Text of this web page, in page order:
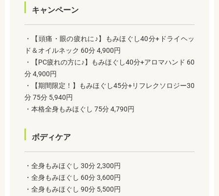
キャンペーン
・【頭痛・眼の疲れに♪】もみほぐし40分+ドライヘッ
ド＆オイルネック 60分 4,900円
・【PC疲れの方に♪】もみほぐし40分+アロマハンド 60
分 4,900円
・【期間限定！】もみほぐし45分+リフレクソロジー30
分 75分 5,940円
・本格全身もみほぐし 75分 4,790円
ボディケア
・全身もみほぐし 30分 2,300円
・全身もみほぐし 60分 3,600円
・全身もみほぐし 90分 5,500円